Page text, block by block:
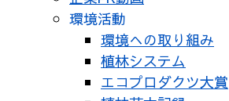
環境活動
環境への取り組み
植林システム
エコプロダクツ大賞